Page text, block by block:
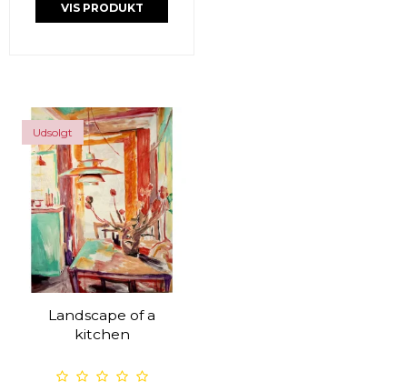
VIS PRODUKT
Udsolgt
Landscape of a
kitchen